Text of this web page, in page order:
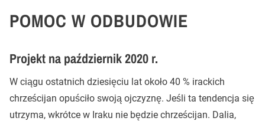
POMOC W ODBUDOWIE
Projekt na październik 2020 r.
W ciągu ostatnich dziesięciu lat około 40 % irackich
chrześcijan opuściło swoją ojczyznę. Jeśli ta tendencja się
utrzyma, wkrótce w Iraku nie będzie chrześcijan. Dalia,